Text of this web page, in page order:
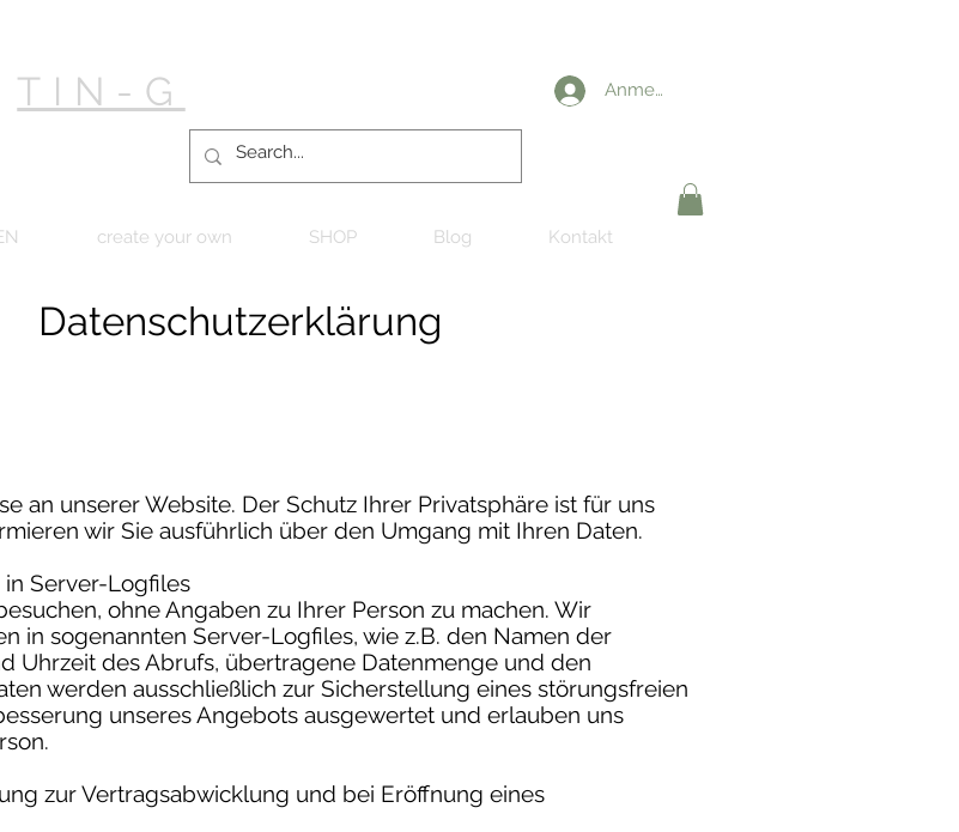
TIN-G Anmelden
create your own SHOP Blog Kontakt
Datenschutzerklärung
an unserer Website. Der Schutz Ihrer Privatsphäre ist für uns
wir Sie ausführlich über den Umgang mit Ihren Daten.
Server-Logfiles
ohne Angaben zu Ihrer Person zu machen. Wir
in sogenannten Server-Logfiles, wie z.B. den Namen der
Uhrzeit des Abrufs, übertragene Datenmenge und den
werden ausschließlich zur Sicherstellung eines störungsfreien
unseres Angebots ausgewertet und erlauben uns
zur Vertragsabwicklung und bei Eröffnung eines